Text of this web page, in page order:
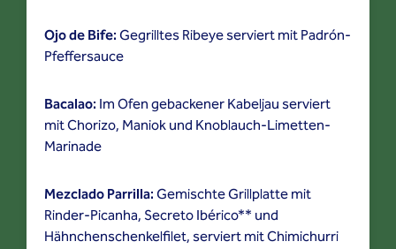
Ojo de Bife:Gegrilltes Ribeye serviert mit Padrón-
Pfeffersauce
Bacalao: Im Ofen gebackener Kabeljau serviert
mit Chorizo, Maniok und Knoblauch-Limetten-
Marinade
Mezclado Parrilla:Gemischte Grillplatte mit
Rinder-Picanha, Secreto Ibérico** und
Hähnchenschenkelfilet, serviert mit Chimichurri